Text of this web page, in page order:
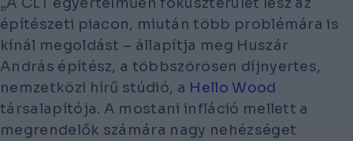
építészeti piacon, miután több problémára is
kínál megoldást – állapítja meg Huszár
András építész, a többszörösen díjnyertes,
nemzetközi hírű stúdió, a Hello Wood
társalapítója. A mostani infláció mellett a
megrendelők számára nagy nehézséget